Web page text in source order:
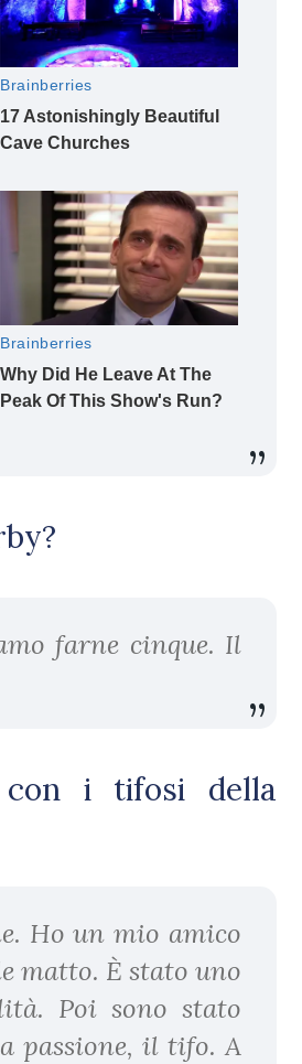
farne cinque. Il
con i tifosi della
Ho un mio amico
matto. È stato uno
Poi sono stato
passione, il tifo. A